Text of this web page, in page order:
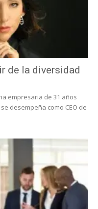
de la diversidad
empresaria de 31 años
desempeña como CEO de